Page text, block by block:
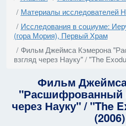
Материалы исследователей
Исследования в социуме:
(гора Мория), Первый Храм
Фильм Джеймса Кэмерона
взгляд через Науку" / "The
Фильм
"Расшифрованный
через Науку" / "The
(2006)